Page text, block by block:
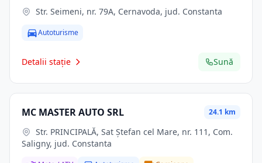
Str. Seimeni, nr. 79A, Cernavoda, jud. Constanta
Autoturisme
Detalii stație Sună
MC MASTER AUTO SRL 24.1 km
Saligny, jud. Constanta